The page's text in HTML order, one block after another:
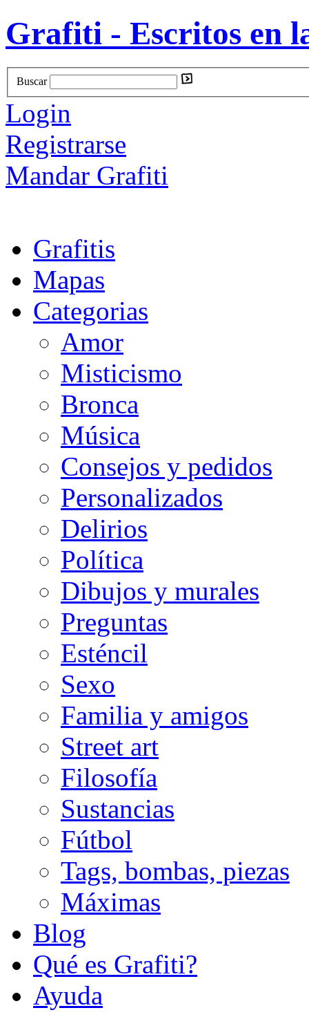
Grafiti - Escritos en
Buscar
Login
Registrarse
Mandar Grafiti
Grafitis
Mapas
Categorias
Amor
Misticismo
Bronca
Música
Consejos y pedidos
Personalizados
Delirios
Política
Dibujos y murales
Preguntas
Esténcil
Sexo
Familia y amigos
Street art
Filosofía
Sustancias
Fútbol
Tags, bombas, piezas
Máximas
Blog
Qué es Grafiti?
Ayuda